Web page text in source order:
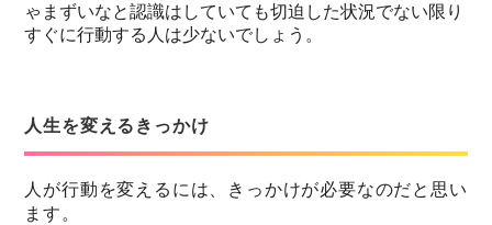
ゃまずいなと認識はしていても切迫した状況でない限り
すぐに行動する人は少ないでしょう。
人生を変えるきっかけ
人が行動を変えるには、きっかけが必要なのだと思い
ます。